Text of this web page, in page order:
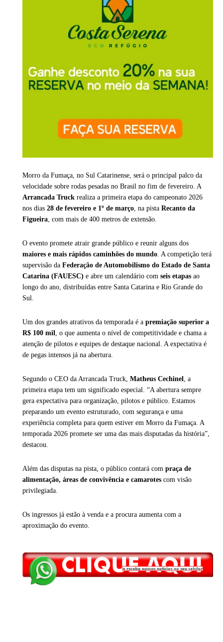
Morro da Fumaça, no Sul Catarinense, será o principal palco da
velocidade sobre rodas pesadas no Brasil no fim de fevereiro. A
Arrancada Truck realiza a primeira etapa do campeonato 2026
nos dias 28 de fevereiro e 1º de março, na pista Recanto da
Figueira, com mais de 400 metros de extensão.
O evento promete atrair grande público e reunir alguns dos
maiores e mais rápidos caminhões do mundo. A competição terá
supervisão da Federação de Automobilismo do Estado de Santa
Catarina (FAUESC) e abre um calendário com seis etapas ao
longo do ano, distribuídas entre Santa Catarina e Rio Grande do
Sul.
Um dos grandes atrativos da temporada é a premiação superior a
R$ 100 mil, o que aumenta o nível de competitividade e chama a
atenção de pilotos e equipes de destaque nacional. A expectativa é
de pegas intensos já na abertura.
Segundo o CEO da Arrancada Truck, Matheus Cechinel, a
primeira etapa tem um significado especial. “A abertura sempre
gera expectativa para organização, pilotos e público. Estamos
preparando um evento estruturado, com segurança e uma
experiência completa para quem estiver em Morro da Fumaça. A
temporada 2026 promete ser uma das mais disputadas da história”,
destacou.
Além das disputas na pista, o público contará com praça de
alimentação, áreas de convivência e camarotes com visão
privilegiada.
Os ingressos já estão à venda e a procura aumenta com a
aproximação do evento.